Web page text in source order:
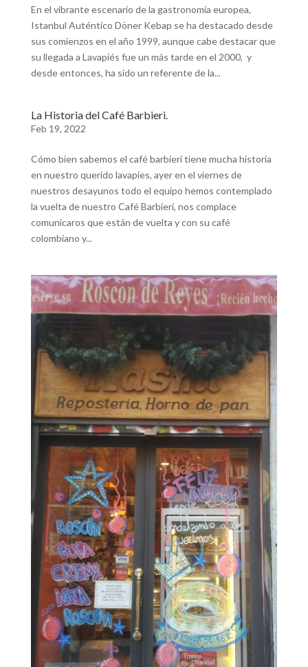
En el vibrante escenario de la gastronomía europea,
Istanbul Auténtico Döner Kebap se ha destacado desde
sus comienzos en el año 1999, aunque cabe destacar que
su llegada a Lavapiés fue un más tarde en el 2000, y
desde entonces, ha sido un referente de la...
La Historia del Café Barbieri.
Feb 19, 2022
Cómo bien sabemos el café barbieri tiene mucha historia
en nuestro querido lavapies, ayer en el viernes de
nuestros desayunos todo el equipo hemos contemplado
la vuelta de nuestro Café Barbieri, nos complace
comunicaros que están de vuelta y con su café
colombiano y...